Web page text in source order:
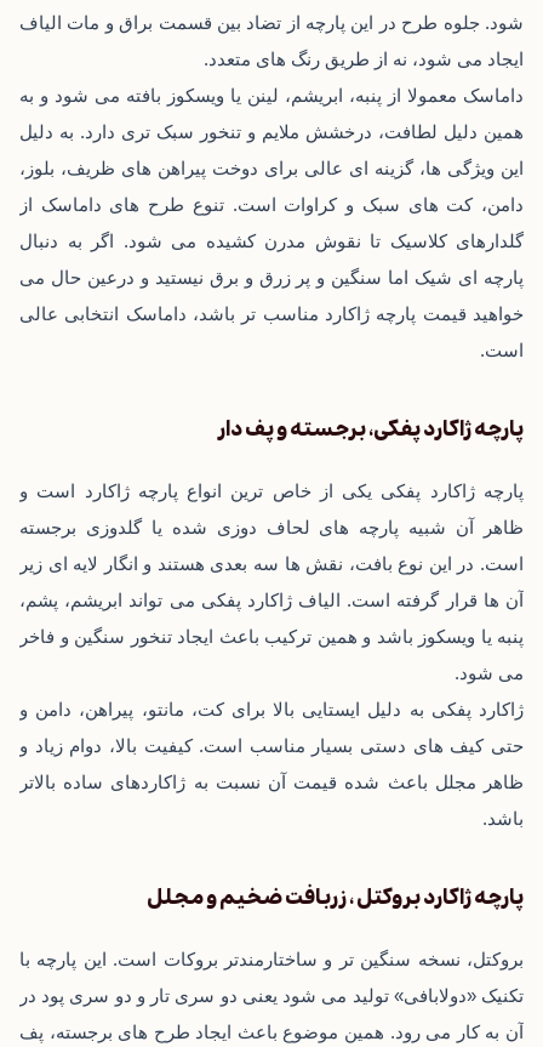
‌شود. جلوه طرح در این پارچه از تضاد بین قسمت براق و مات الیاف
ایجاد می ‌شود، نه از طریق رنگ‌ های متعدد.
داماسک معمولا از پنبه، ابریشم، لینن یا ویسکوز بافته می‌ شود و به
همین دلیل لطافت، درخشش ملایم و تنخور سبک‌ تری دارد. به‌ دلیل
این ویژگی ‌ها، گزینه ‌ای عالی برای دوخت پیراهن‌ های ظریف، بلوز،
دامن، کت ‌های سبک و کراوات است. تنوع طرح ‌های داماسک از
گلدارهای کلاسیک تا نقوش مدرن کشیده می‌ شود. اگر به دنبال
پارچه ‌ای شیک اما سنگین و پر زرق ‌و برق نیستید و درعین‌ حال می
‌خواهید قیمت پارچه ژاکارد مناسب ‌تر باشد، داماسک انتخابی عالی
است.
پارچه ژاکارد پفکی، برجسته و پف ‌دار
پارچه ژاکارد پفکی یکی از خاص ترین انواع پارچه ژاکارد است و
ظاهر آن شبیه پارچه ‌های لحاف‌ دوزی‌ شده یا گلدوزی برجسته
است. در این نوع بافت، نقش‌ ها سه‌ بعدی هستند و انگار لایه ‌ای زیر
آن ‌ها قرار گرفته است. الیاف ژاکارد پفکی می ‌تواند ابریشم، پشم،
پنبه یا ویسکوز باشد و همین ترکیب باعث ایجاد تنخور سنگین و فاخر
می‌ شود.
ژاکارد پفکی به دلیل ایستایی بالا برای کت، مانتو، پیراهن، دامن و
حتی کیف ‌های دستی بسیار مناسب است. کیفیت بالا، دوام زیاد و
ظاهر مجلل باعث شده قیمت آن نسبت به ژاکاردهای ساده ‌بالاتر
باشد.
پارچه ژاکارد بروکتل ، زربافت ضخیم و مجلل
بروکتل، نسخه سنگین‌ تر و ساختارمندتر بروکات است. این پارچه با
تکنیک «دولابافی» تولید می ‌شود یعنی دو سری تار و دو سری پود در
آن به‌ کار می ‌رود. همین موضوع باعث ایجاد طرح‌ های برجسته، پف‌